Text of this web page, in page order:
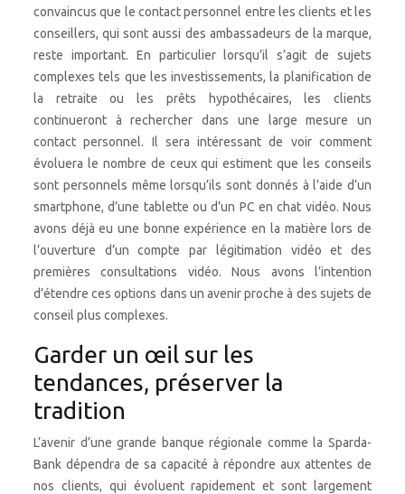
convaincus que le contact personnel entre les clients et les
conseillers, qui sont aussi des ambassadeurs de la marque,
reste important. En particulier lorsqu’il s’agit de sujets
complexes tels que les investissements, la planification de
la retraite ou les prêts hypothécaires, les clients
continueront à rechercher dans une large mesure un
contact personnel. Il sera intéressant de voir comment
évoluera le nombre de ceux qui estiment que les conseils
sont personnels même lorsqu’ils sont donnés à l’aide d’un
smartphone, d’une tablette ou d’un PC en chat vidéo. Nous
avons déjà eu une bonne expérience en la matière lors de
l’ouverture d’un compte par légitimation vidéo et des
premières consultations vidéo. Nous avons l’intention
d’étendre ces options dans un avenir proche à des sujets de
conseil plus complexes.
Garder un œil sur les
tendances, préserver la
tradition
L’avenir d’une grande banque régionale comme la Sparda-
Bank dépendra de sa capacité à répondre aux attentes de
nos clients, qui évoluent rapidement et sont largement